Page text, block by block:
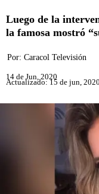
Luego de la
la famosa mostró
Por: Caracol Televisión
14 de Jun, 2020
Actualizado: 15 de jun, 2020